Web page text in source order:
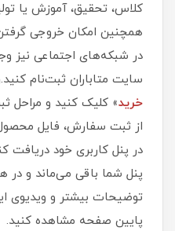
کلاس، تحقیق، آموزش یا
همچنین امکان خروجی
در شبکه‌های اجتماعی نیز
سایت متاباران ثبت‌نام
خرید» کلیک کنید و مراحل
از ثبت سفارش، فایل
در پنل کاربری خود دریافت
پنل شما باقی می‌ماند و در
توضیحات بیشتر و ویدیوی
پایین صفحه مشاهده کنید.